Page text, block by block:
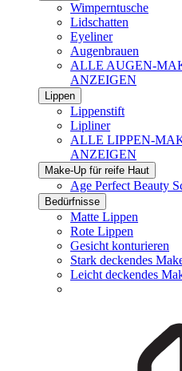
Wimperntusche
Lidschatten
Eyeliner
Augenbrauen
ALLE AUGEN-
ANZEIGEN
Lippen
Lippenstift
Lipliner
ALLE LIPPEN-
ANZEIGEN
Make-Up für reife Haut
Age Perfect Beauty
Bedürfnisse
Matte Lippen
Rote Lippen
Gesicht konturieren
Stark deckendes
Leicht deckendes